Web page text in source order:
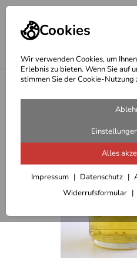
Cookies
Wir verwenden Cookies, um
Erlebnis zu bieten. Wenn Sie auf
stimmen Sie der Cookie-Nutzung
Alles
Impressum Datenschutz
Widerrufsformular
Geschenkideen Outdoor